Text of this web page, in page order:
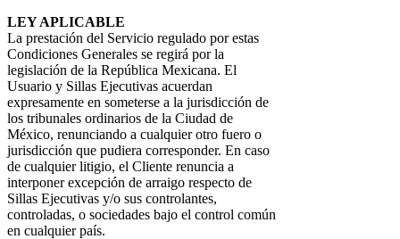
LEY APLICABLE
La prestación del Servicio regulado por estas
Condiciones Generales se regirá por la
legislación de la República Mexicana. El
Usuario y Sillas Ejecutivas acuerdan
expresamente en someterse a la jurisdicción de
los tribunales ordinarios de la Ciudad de
México, renunciando a cualquier otro fuero o
jurisdicción que pudiera corresponder. En caso
de cualquier litigio, el Cliente renuncia a
interponer excepción de arraigo respecto de
Sillas Ejecutivas y/o sus controlantes,
controladas, o sociedades bajo el control común
en cualquier país.